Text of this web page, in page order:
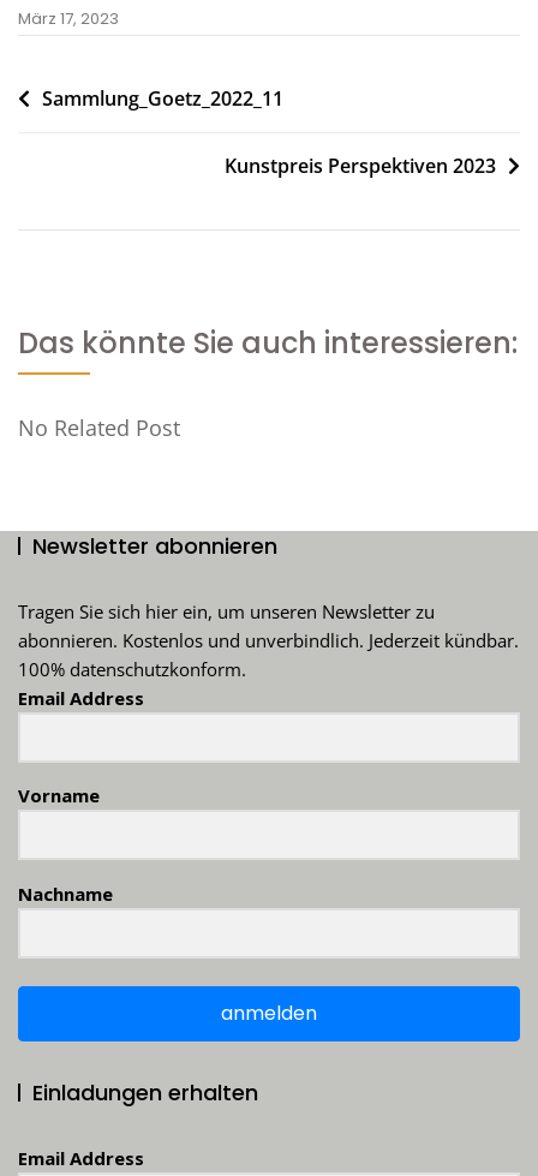
März 17, 2023
Beitragsnavigation
Sammlung_Goetz_2022_11
Kunstpreis Perspektiven 2023
Das könnte Sie auch interessieren:
No Related Post
Newsletter abonnieren
Tragen Sie sich hier ein, um unseren Newsletter zu
abonnieren. Kostenlos und unverbindlich. Jederzeit kündbar.
100% datenschutzkonform.
Email Address
Vorname
Nachname
anmelden
Einladungen erhalten
Email Address